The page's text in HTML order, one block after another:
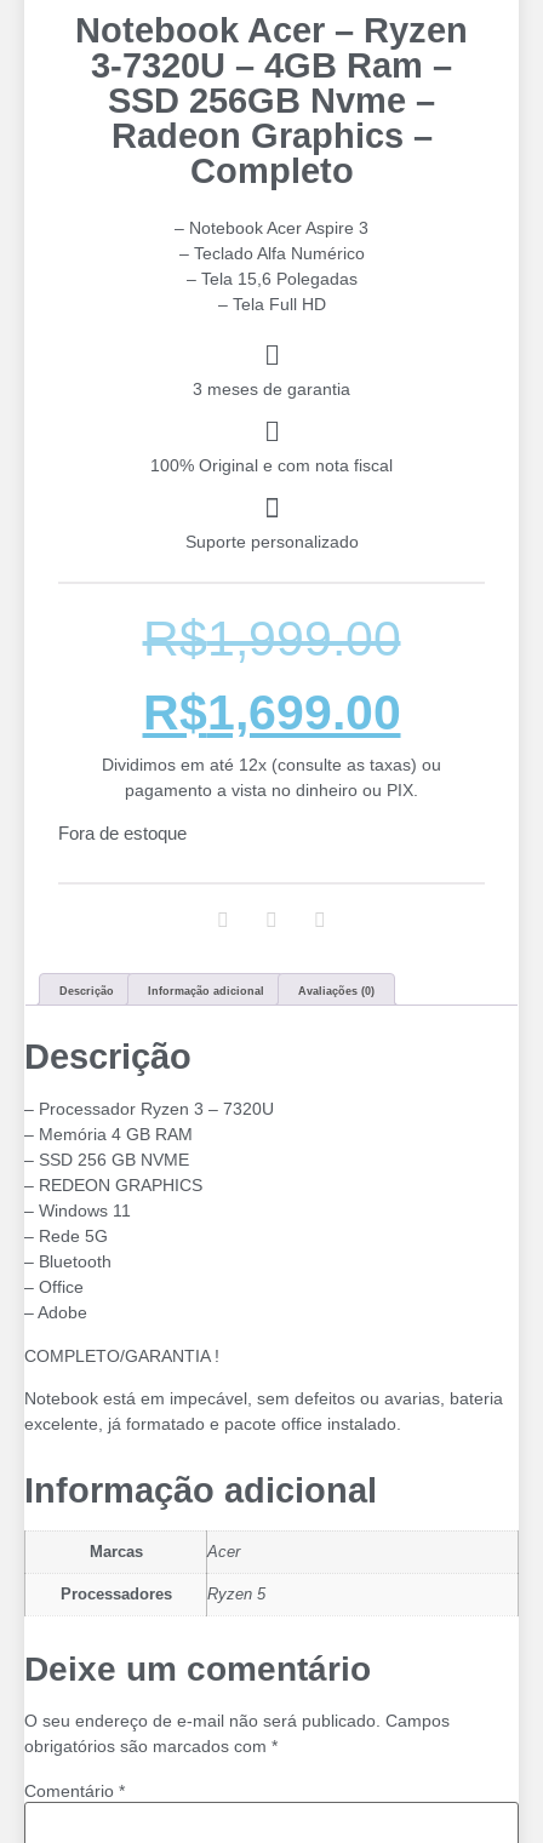
Notebook Acer – Ryzen
3-7320U – 4GB Ram –
SSD 256GB Nvme –
Radeon Graphics –
Completo
– Notebook Acer Aspire 3
– Teclado Alfa Numérico
– Tela 15,6 Polegadas
– ⁠Tela Full HD
3 meses de garantia
100% Original e com nota fiscal
Suporte personalizado
R$1,999.00
R$1,699.00
Dividimos em até 12x (consulte as taxas) ou
pagamento a vista no dinheiro ou PIX.
Fora de estoque
Descrição Informação adicional Avaliações (0)
Descrição
– Processador Ryzen 3 – 7320U
– Memória 4 GB RAM
– SSD 256 GB NVME
– ⁠REDEON GRAPHICS
– Windows 11
– Rede 5G
– Bluetooth
– Office
– Adobe
COMPLETO/GARANTIA !
Notebook está em impecável, sem defeitos ou avarias, bateria
excelente, já formatado e pacote office instalado.
Informação adicional
Marcas Acer
Processadores Ryzen 5
Deixe um comentário
O seu endereço de e-mail não será publicado. Campos
obrigatórios são marcados com *
Comentário *